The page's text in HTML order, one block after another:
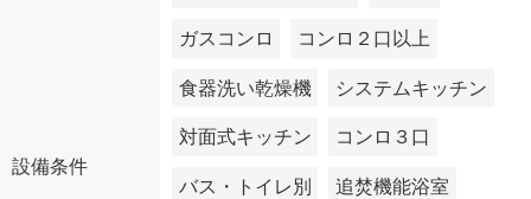
設備条件
ガスコンロ コンロ２口以上
食器洗い乾燥機 システムキッチン
対面式キッチン コンロ３口
バス・トイレ別 追焚機能浴室